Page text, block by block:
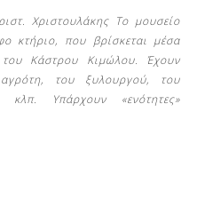
Χριστουλάκης Το μουσείο
κτήριο, που βρίσκεται μέσα
Κάστρου Κιμώλου. Έχουν
αγρότη, του ξυλουργού, του
Υπάρχουν «ενότητες»